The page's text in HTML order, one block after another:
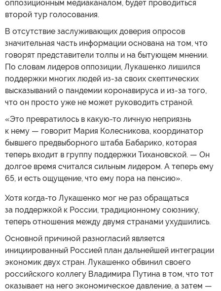
оппозиционным медиаканалом, будет проводиться
второй тур голосования.
В отсутствие заслуживающих доверия опросов
значительная часть информации основана на том, что
говорят представители толпы и на бытующем мнении.
По словам лидеров оппозиции, Лукашенко лишился
поддержки многих людей из-за своих скептических
высказываний о пандемии коронавируса и из-за того,
что он просто уже не может руководить страной.
«Это превратилось в какую-то личную неприязнь
к нему — говорит Мария Колесникова, координатор
бывшего предвыборного штаба Бабарико, которая
теперь входит в группу поддержки Тихановской. — Он
долгое время считался сильным лидером. А теперь ему
65, и есть ощущение, что ему пора на пенсию».
Хотя когда-то Лукашенко мог не раз обращаться
за поддержкой к России, традиционному союзнику,
теперь отношения между двумя странами ухудшились.
Основной причиной разногласий является
инициированный Россией план дальнейшей интеграции
экономик двух стран. Лукашенко обвинил своего
российского коллегу Владимира Путина в том, что тот
оказывает на него экономическое давление, а затем —